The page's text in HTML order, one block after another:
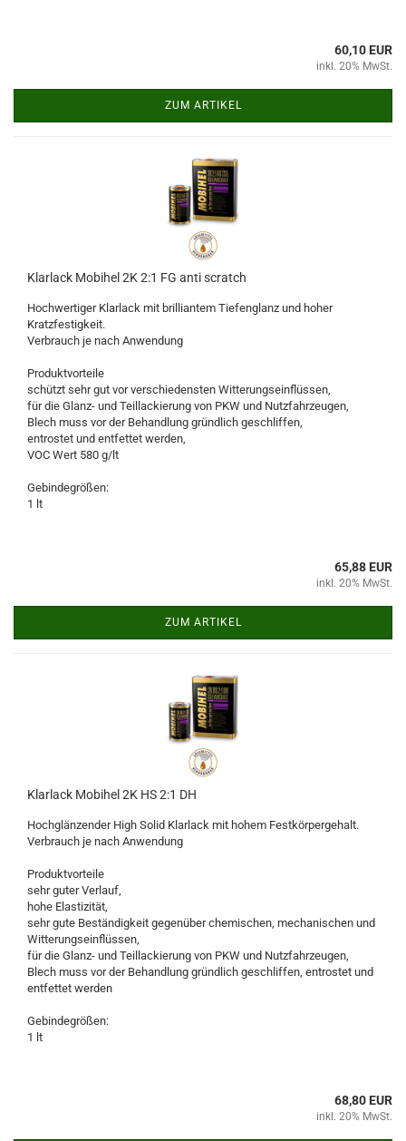
60,10 EUR
inkl. 20% MwSt.
ZUM ARTIKEL
Klarlack Mobihel 2K 2:1 FG anti scratch
Hochwertiger Klarlack mit brilliantem Tiefenglanz und hoher
Kratzfestigkeit.
Verbrauch je nach Anwendung
Produktvorteile
schützt sehr gut vor verschiedensten Witterungseinflüssen,
für die Glanz- und Teillackierung von PKW und Nutzfahrzeugen,
Blech muss vor der Behandlung gründlich geschliffen,
entrostet und entfettet werden,
VOC Wert 580 g/lt
Gebindegrößen:
1 lt
65,88 EUR
inkl. 20% MwSt.
ZUM ARTIKEL
Klarlack Mobihel 2K HS 2:1 DH
Hochglänzender High Solid Klarlack mit hohem Festkörpergehalt.
Verbrauch je nach Anwendung
Produktvorteile
sehr guter Verlauf,
hohe Elastizität,
sehr gute Beständigkeit gegenüber chemischen, mechanischen und
Witterungseinflüssen,
für die Glanz- und Teillackierung von PKW und Nutzfahrzeugen,
Blech muss vor der Behandlung gründlich geschliffen, entrostet und
entfettet werden
Gebindegrößen:
1 lt
68,80 EUR
inkl. 20% MwSt.